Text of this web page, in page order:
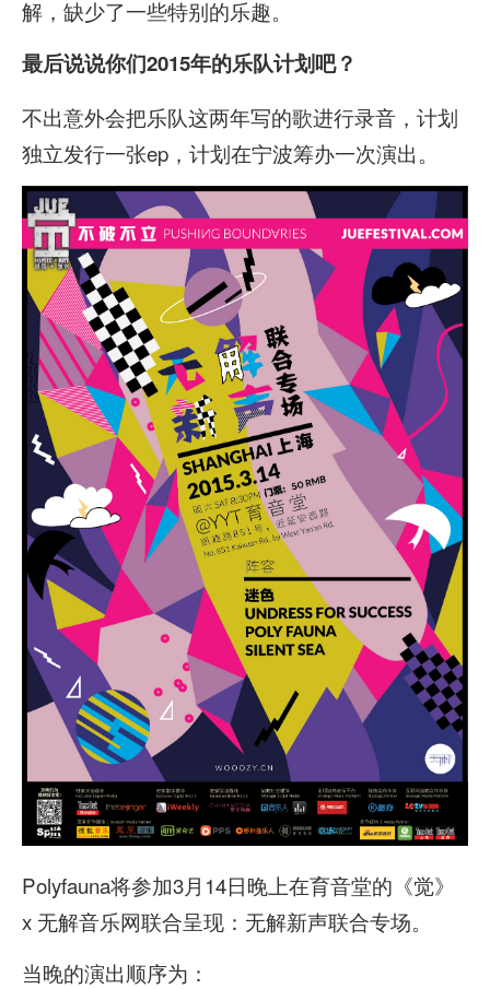
解，缺少了一些特别的乐趣。
最后说说你们2015年的乐队计划吧？
不出意外会把乐队这两年写的歌进行录音，计划
独立发行一张ep，计划在宁波筹办一次演出。
Polyfauna将参加3月14日晚上在育音堂的《觉》
x 无解音乐网联合呈现：无解新声联合专场。
当晚的演出顺序为：